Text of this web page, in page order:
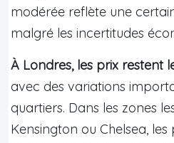
modérée reflète une
malgré les incertitudes
À Londres, les prix restent
avec des variations
quartiers. Dans les zones
Kensington ou Chelsea,